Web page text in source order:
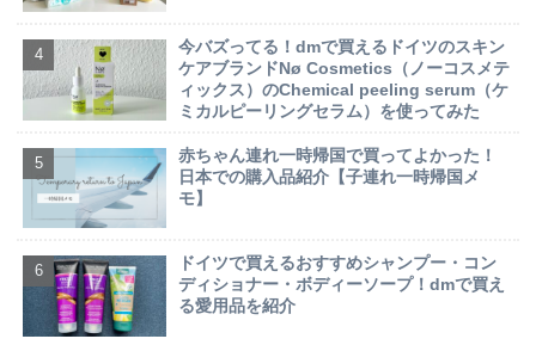
今バズってる！dmで買えるドイツのスキン
ケアブランドNø Cosmetics（ノーコスメテ
ィックス）のChemical peeling serum（ケ
ミカルピーリングセラム）を使ってみた
赤ちゃん連れ一時帰国で買ってよかった！
日本での購入品紹介【子連れ一時帰国メ
モ】
ドイツで買えるおすすめシャンプー・コン
ディショナー・ボディーソープ！dmで買え
る愛用品を紹介